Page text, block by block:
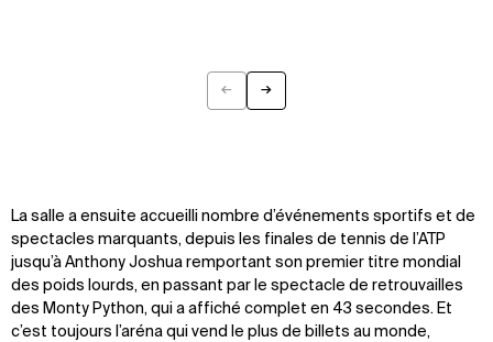
← →
La salle a ensuite accueilli nombre d’événements sportifs et de
spectacles marquants, depuis les finales de tennis de l’ATP
jusqu’à Anthony Joshua remportant son premier titre mondial
des poids lourds, en passant par le spectacle de retrouvailles
des Monty Python, qui a affiché complet en 43 secondes. Et
c’est toujours l’aréna qui vend le plus de billets au monde,